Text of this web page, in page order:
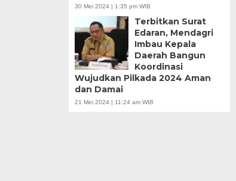
30 Mei 2024 | 1:35 pm WIB
Terbitkan Surat
Edaran, Mendagri
Imbau Kepala
Daerah Bangun
Koordinasi
Wujudkan Pilkada 2024 Aman
dan Damai
21 Mei 2024 | 11:24 am WIB